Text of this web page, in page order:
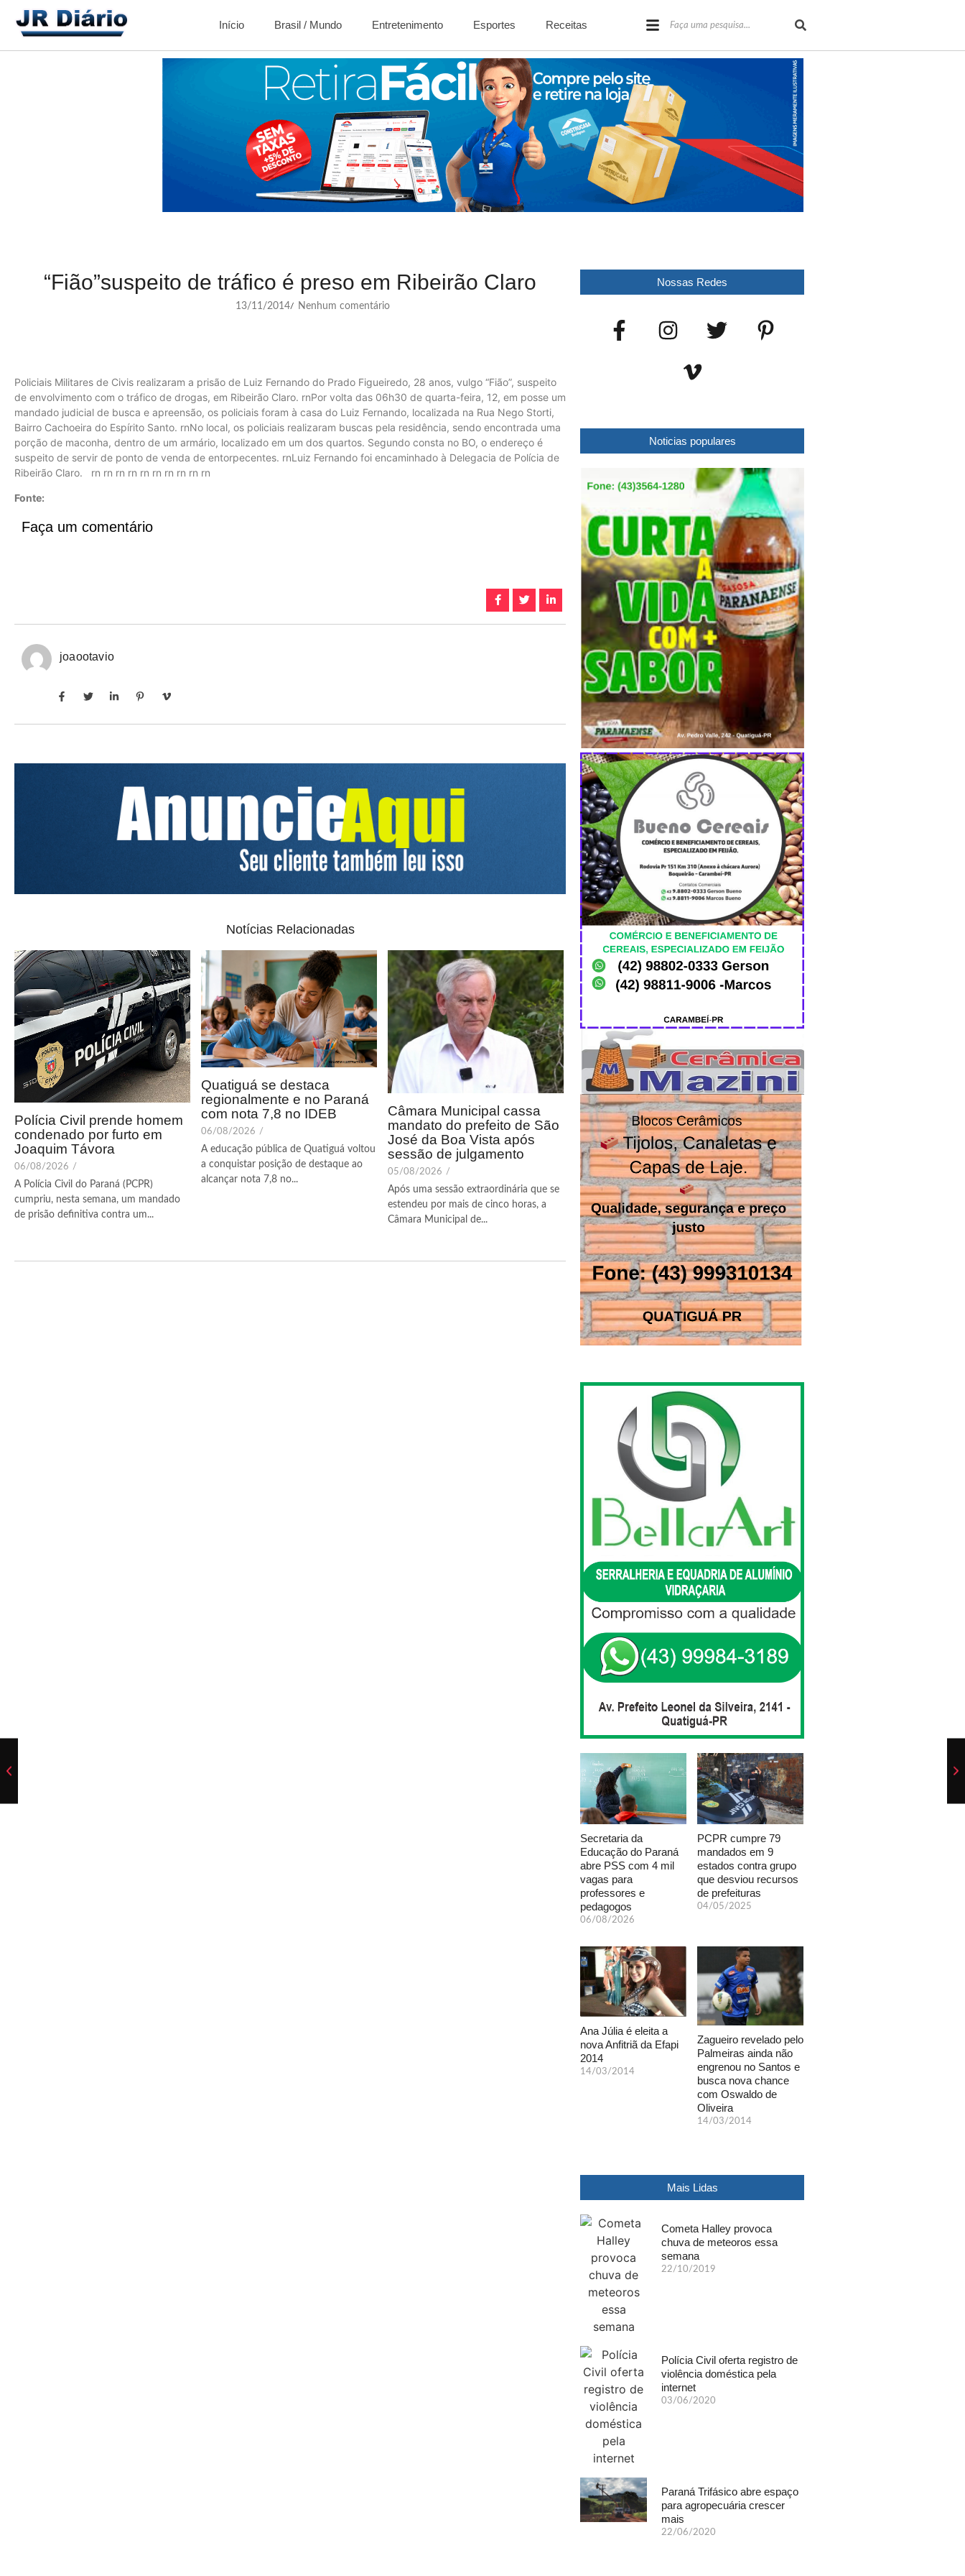
Início Brasil / Mundo Entretenimento Esportes Receitas
“Fião”suspeito de tráfico é preso em Ribeirão Claro
13/11/2014/ Nenhum comentário
Policiais Militares de Civis realizaram a prisão de Luiz Fernando do Prado Figueiredo, 28 anos, vulgo “Fião”, suspeito
de envolvimento com o tráfico de drogas, em Ribeirão Claro. rnPor volta das 06h30 de quarta-feira, 12, em posse um
mandado judicial de busca e apreensão, os policiais foram à casa do Luiz Fernando, localizada na Rua Nego Storti,
Bairro Cachoeira do Espírito Santo. rnNo local, os policiais realizaram buscas pela residência, sendo encontrada uma
porção de maconha, dentro de um armário, localizado em um dos quartos. Segundo consta no BO, o endereço é
suspeito de servir de ponto de venda de entorpecentes. rnLuiz Fernando foi encaminhado à Delegacia de Polícia de
Ribeirão Claro. rn rn rn rn rn rn rn rn rn rn
Fonte:
Faça um comentário
joaootavio
Notícias Relacionadas
Polícia Civil prende homem
condenado por furto em
Joaquim Távora
06/08/2026 /
A Polícia Civil do Paraná (PCPR)
cumpriu, nesta semana, um mandado
de prisão definitiva contra um...
Quatiguá se destaca
regionalmente e no Paraná
com nota 7,8 no IDEB
06/08/2026 /
A educação pública de Quatiguá voltou
a conquistar posição de destaque ao
alcançar nota 7,8 no...
Câmara Municipal cassa
mandato do prefeito de São
José da Boa Vista após
sessão de julgamento
05/08/2026 /
Após uma sessão extraordinária que se
estendeu por mais de cinco horas, a
Câmara Municipal de...
Nossas Redes
Noticias populares
Secretaria da
Educação do Paraná
abre PSS com 4 mil
vagas para
professores e
pedagogos
06/08/2026
PCPR cumpre 79
mandados em 9
estados contra grupo
que desviou recursos
de prefeituras
04/05/2025
Ana Júlia é eleita a
nova Anfitriã da Efapi
2014
14/03/2014
Zagueiro revelado pelo
Palmeiras ainda não
engrenou no Santos e
busca nova chance
com Oswaldo de
Oliveira
14/03/2014
Mais Lidas
Cometa Halley provoca
chuva de meteoros essa
semana
22/10/2019
Polícia Civil oferta registro de
violência doméstica pela
internet
03/06/2020
Paraná Trifásico abre espaço
para agropecuária crescer
mais
22/06/2020